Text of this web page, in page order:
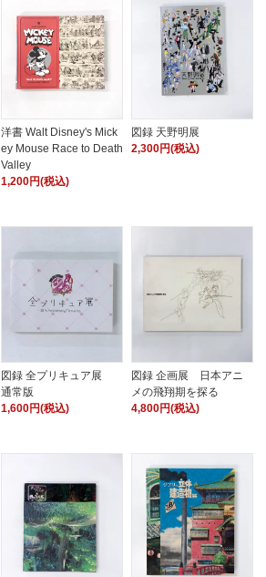
洋書 Walt Disney's Mick
ey Mouse Race to Death
Valley
1,200円(税込)
図録 天野明展
2,300円(税込)
図録 全プリキュア展
通常版
1,600円(税込)
図録 企画展 日本アニ
メの飛翔期を探る
4,800円(税込)